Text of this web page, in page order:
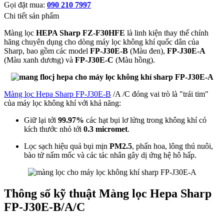
Gọi đặt mua: 090 210 7997
Chi tiết sản phẩm
Màng lọc HEPA Sharp FZ-F30HFE là linh kiện thay thế chính
hãng chuyên dụng cho dòng máy lọc không khí quốc dân của
Sharp, bao gồm các model FP-J30E-B (Màu đen), FP-J30E-A
(Màu xanh dương) và FP-J30E-C (Màu hồng).
Màng lọc Hepa Sharp FP-J30E-B /A /C đóng vai trò là "trái tim"
của máy lọc không khí với khả năng:
Giữ lại tới 99.97% các hạt bụi lơ lửng trong không khí có
kích thước nhỏ tới 0.3 micromet.
Lọc sạch hiệu quả bụi mịn PM2.5, phấn hoa, lông thú nuôi,
bào tử nấm mốc và các tác nhân gây dị ứng hệ hô hấp.
Thông số kỹ thuật Màng lọc Hepa Sharp
FP-J30E-B/A/C